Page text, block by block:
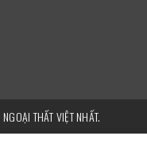
THẤT VIỆT NHẤT.